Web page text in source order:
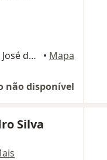
Rua Marcondes Salgado 74, São José dos Campos • Mapa
não disponível
Silva